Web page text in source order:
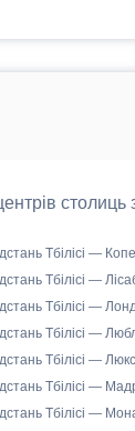
центрів
Тбілісі —
Тбілісі —
Тбілісі —
Тбілісі —
Тбілісі —
Тбілісі —
Тбілісі —